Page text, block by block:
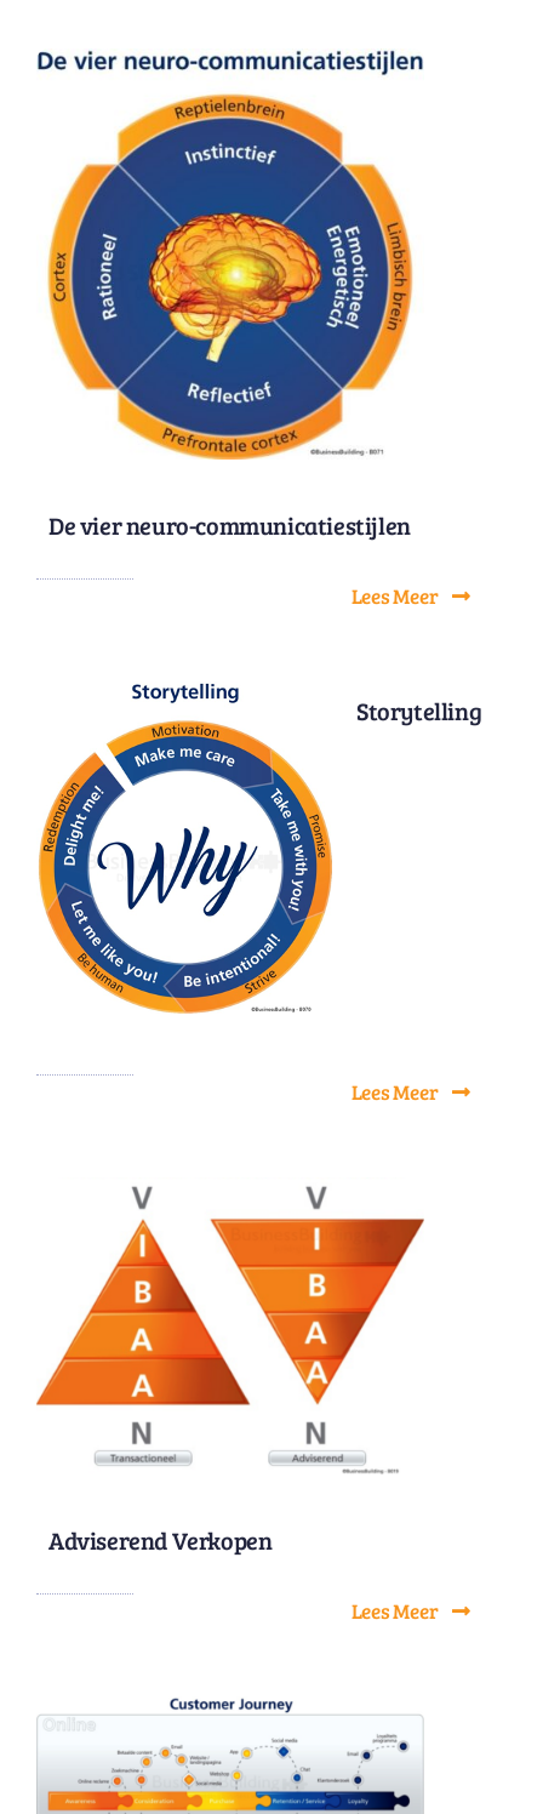
De vier neuro-communicatiestijlen
Lees Meer
Storytelling
Lees Meer
Adviserend Verkopen
Lees Meer